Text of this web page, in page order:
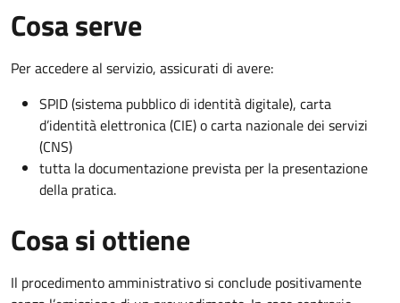
Cosa serve
Per accedere al servizio, assicurati di avere:
SPID (sistema pubblico di identità digitale), carta
d’identità elettronica (CIE) o carta nazionale dei servizi
(CNS)
tutta la documentazione prevista per la presentazione
della pratica.
Cosa si ottiene
Il procedimento amministrativo si conclude positivamente